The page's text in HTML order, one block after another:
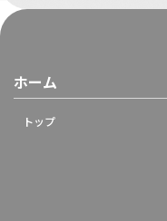
ホーム
トップ